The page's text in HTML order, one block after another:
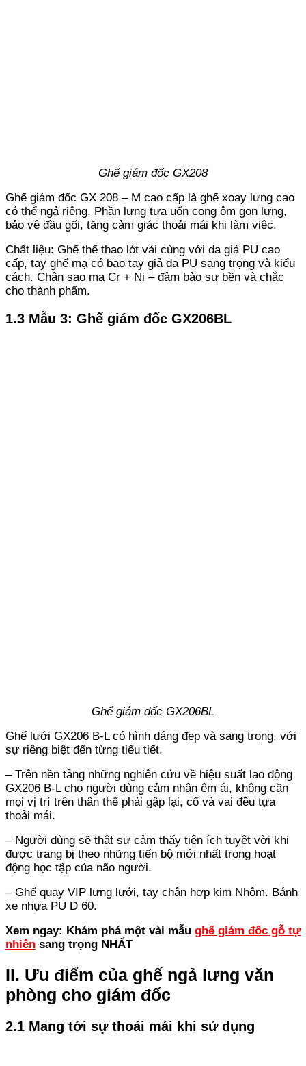
Ghế giám đốc GX208
Ghế giám đốc GX 208 – M cao cấp là ghế xoay lưng cao
có thể ngả riêng. Phần lưng tựa uốn cong ôm gọn lưng,
bảo vệ đầu gối, tăng cảm giác thoải mái khi làm việc.
Chất liệu: Ghế thể thao lót vải cùng với da giả PU cao
cấp, tay ghế mạ có bao tay giả da PU sang trọng và kiểu
cách. Chân sao mạ Cr + Ni – đảm bảo sự bền và chắc
cho thành phẩm.
1.3 Mẫu 3: Ghế giám đốc GX206BL
Ghế giám đốc GX206BL
Ghế lưới GX206 B-L có hình dáng đẹp và sang trọng, với
sự riêng biệt đến từng tiểu tiết.
– Trên nền tảng những nghiên cứu về hiệu suất lao động
GX206 B-L cho người dùng cảm nhận êm ái, không cần
mọi vị trí trên thân thể phải gập lại, cổ và vai đều tựa
thoải mái.
– Người dùng sẽ thật sự cảm thấy tiện ích tuyệt vời khi
được trang bị theo những tiến bộ mới nhất trong hoạt
động học tập của não người.
– Ghế quay VIP lưng lưới, tay chân hợp kim Nhôm. Bánh
xe nhựa PU D 60.
Xem ngay: Khám phá một vài mẫu ghế giám đốc gỗ tự
nhiên sang trọng NHẤT
II. Ưu điểm của ghế ngả lưng văn
phòng cho giám đốc
2.1 Mang tới sự thoải mái khi sử dụng